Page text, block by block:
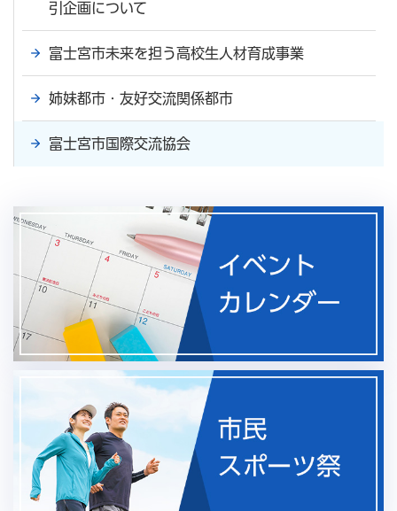
引企画について
富士宮市未来を担う高校生人材育成事業
姉妹都市・友好交流関係都市
富士宮市国際交流協会